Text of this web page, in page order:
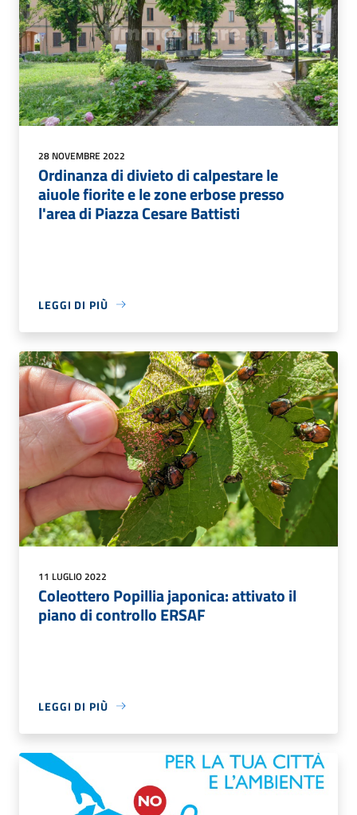
28 NOVEMBRE 2022
Ordinanza di divieto di calpestare le
aiuole fiorite e le zone erbose presso
l'area di Piazza Cesare Battisti
LEGGI DI PIÙ
11 LUGLIO 2022
Coleottero Popillia japonica: attivato il
piano di controllo ERSAF
LEGGI DI PIÙ